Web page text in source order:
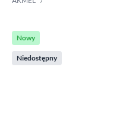
Nowy
Niedostępny